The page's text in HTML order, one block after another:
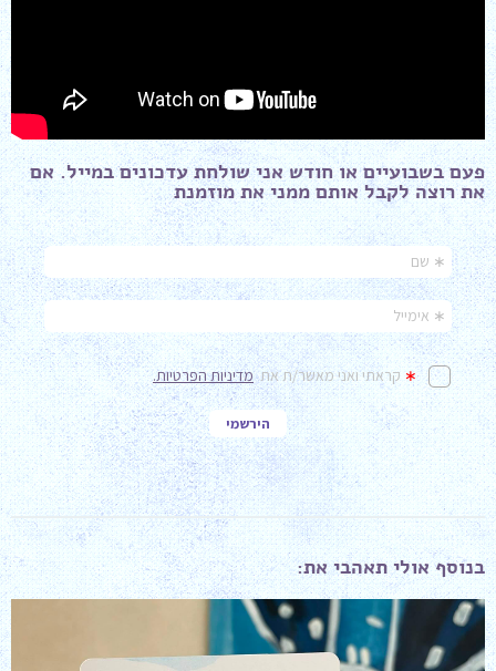
פעם בשבועיים או חודש אני שולחת עדכונים במייל. אם
את רוצה לקבל אותם ממני את מוזמנת ​
בנוסף אולי תאהבי את: